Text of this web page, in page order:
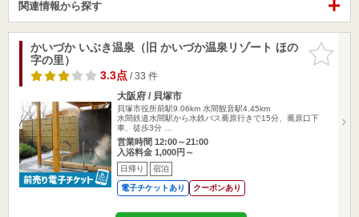
関連情報から探す
お気に入
りに追加
かいづか いぶき温泉（旧 かいづか温泉リゾート ほの
字の里）
3.3点/ 33 件
大阪府 / 貝塚市
貝塚市役所前駅9.06km 水間観音駅4.45km
水間鉄道水間駅から水鉄バス蕎原行きで15分、蕎原口下
車、徒歩3分 …
営業時間 12:00～21:00
入浴料金 1,000円～
日帰り 宿泊
電子チケットあり クーポンあり